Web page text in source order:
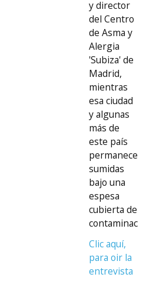
y director
del Centro
de Asma y
Alergia
'Subiza' de
Madrid,
mientras
esa ciudad
y algunas
más de
este país
permanecen
sumidas
bajo una
espesa
cubierta de
contaminación.
Clic aquí,
para oir la
entrevista